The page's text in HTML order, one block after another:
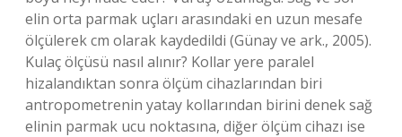
elin orta parmak uçları arasındaki en uzun mesafe
ölçülerek cm olarak kaydedildi (Günay ve ark., 2005).
Kulaç ölçüsü nasıl alınır? Kollar yere paralel
hizalandıktan sonra ölçüm cihazlarından biri
antropometrenin yatay kollarından birini denek sağ
elinin parmak ucu noktasına, diğer ölçüm cihazı ise